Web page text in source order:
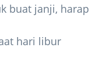
buat janji, harap
hari libur